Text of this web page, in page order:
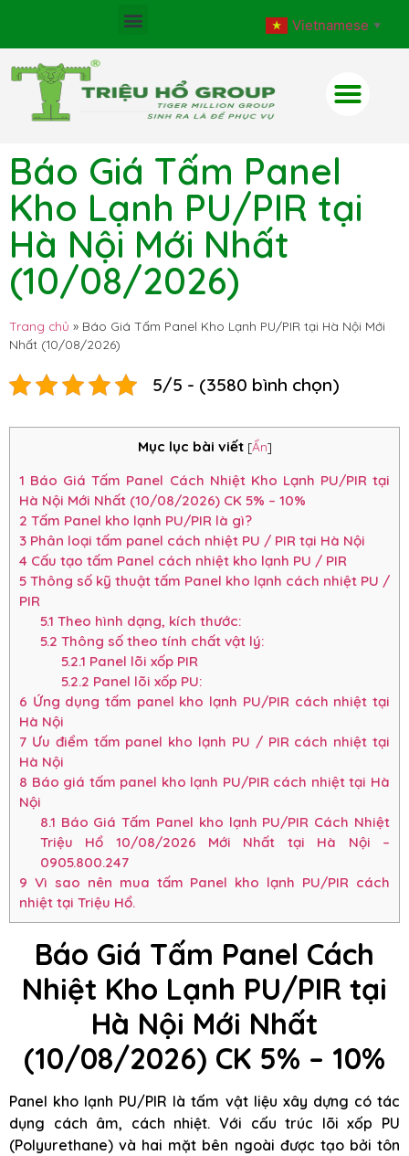
Vietnamese ▼
Báo Giá Tấm Panel
Kho Lạnh PU/PIR tại
Hà Nội Mới Nhất
(10/08/2026)
Trang chủ » Báo Giá Tấm Panel Kho Lạnh PU/PIR tại Hà Nội Mới
Nhất (10/08/2026)
5/5 - (3580 bình chọn)
Mục lục bài viết [Ẩn]
1 Báo Giá Tấm Panel Cách Nhiệt Kho Lạnh PU/PIR tại
Hà Nội Mới Nhất (10/08/2026) CK 5% – 10%
2 Tấm Panel kho lạnh PU/PIR là gì?
3 Phân loại tấm panel cách nhiệt PU / PIR tại Hà Nội
4 Cấu tạo tấm Panel cách nhiệt kho lạnh PU / PIR
5 Thông số kỹ thuật tấm Panel kho lạnh cách nhiệt PU /
PIR
5.1 Theo hình dạng, kích thước:
5.2 Thông số theo tính chất vật lý:
5.2.1 Panel lõi xốp PIR
5.2.2 Panel lõi xốp PU:
6 Ứng dụng tấm panel kho lạnh PU/PIR cách nhiệt tại
Hà Nội
7 Ưu điểm tấm panel kho lạnh PU / PIR cách nhiệt tại
Hà Nội
8 Báo giá tấm panel kho lạnh PU/PIR cách nhiệt tại Hà
Nội
8.1 Báo Giá Tấm Panel kho lạnh PU/PIR Cách Nhiệt
Triệu Hổ 10/08/2026 Mới Nhất tại Hà Nội –
0905.800.247
9 Vì sao nên mua tấm Panel kho lạnh PU/PIR cách
nhiệt tại Triệu Hổ.
Báo Giá Tấm Panel Cách
Nhiệt Kho Lạnh PU/PIR tại
Hà Nội Mới Nhất
(10/08/2026) CK 5% – 10%
Panel kho lạnh PU/PIR là tấm vật liệu xây dựng có tác
dụng cách âm, cách nhiệt. Với cấu trúc lõi xốp PU
(Polyurethane) và hai mặt bên ngoài được tạo bởi tôn